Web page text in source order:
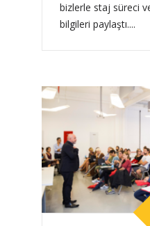
bizlerle staj süreci
bilgileri paylaştı....